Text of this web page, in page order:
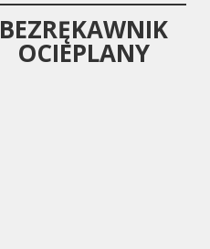
BEZRĘKAWNIK
OCIEPLANY